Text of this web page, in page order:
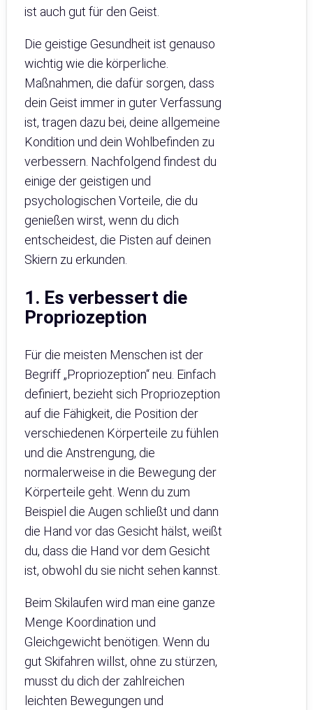
ist auch gut für den Geist.
Die geistige Gesundheit ist genauso
wichtig wie die körperliche.
Maßnahmen, die dafür sorgen, dass
dein Geist immer in guter Verfassung
ist, tragen dazu bei, deine allgemeine
Kondition und dein Wohlbefinden zu
verbessern. Nachfolgend findest du
einige der geistigen und
psychologischen Vorteile, die du
genießen wirst, wenn du dich
entscheidest, die Pisten auf deinen
Skiern zu erkunden.
1. Es verbessert die
Propriozeption
Für die meisten Menschen ist der
Begriff „Propriozeption“ neu. Einfach
definiert, bezieht sich Propriozeption
auf die Fähigkeit, die Position der
verschiedenen Körperteile zu fühlen
und die Anstrengung, die
normalerweise in die Bewegung der
Körperteile geht. Wenn du zum
Beispiel die Augen schließt und dann
die Hand vor das Gesicht hälst, weißt
du, dass die Hand vor dem Gesicht
ist, obwohl du sie nicht sehen kannst.
Beim Skilaufen wird man eine ganze
Menge Koordination und
Gleichgewicht benötigen. Wenn du
gut Skifahren willst, ohne zu stürzen,
musst du dich der zahlreichen
leichten Bewegungen und